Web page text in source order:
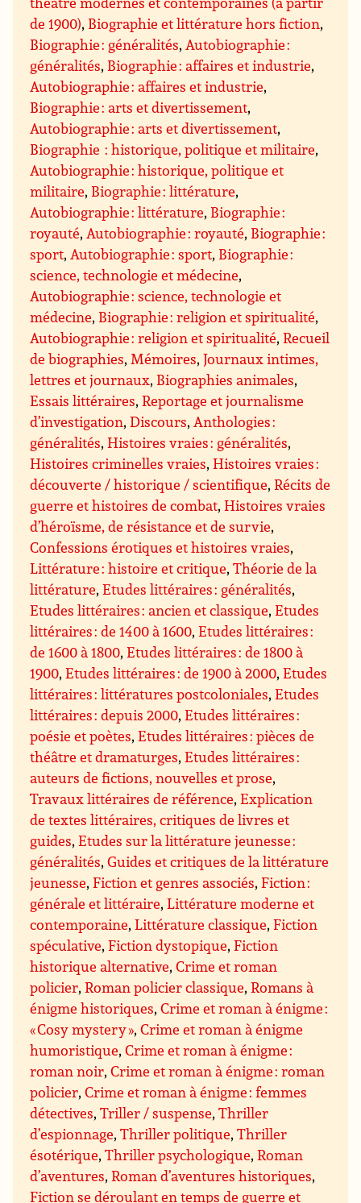
de 1900), Biographie et littérature hors fiction,
Biographie : généralités,Autobiographie :
généralités, Biographie : affaires et industrie,
Autobiographie : affaires et industrie,
Biographie : arts et divertissement,
Autobiographie : arts et divertissement,
Biographie : historique, politique et militaire,
Autobiographie : historique, politique et
militaire, Biographie : littérature,
Autobiographie : littérature, Biographie :
royauté,Autobiographie : royauté, Biographie :
sport,Autobiographie : sport, Biographie :
science, technologie et médecine,
Autobiographie : science, technologie et
médecine, Biographie : religion et spiritualité,
Autobiographie : religion et spiritualité,Recueil
de biographies,Mémoires,Journaux intimes,
lettres et journaux, Biographies animales,
Essais littéraires,Reportage et journalisme
d’investigation,Discours,Anthologies :
généralités,Histoires vraies : généralités,
Histoires criminelles vraies,Histoires vraies :
découverte / historique / scientifique,Récits de
guerre et histoires de combat,Histoires vraies
d’héroïsme, de résistance et de survie,
Confessions érotiques et histoires vraies,
Littérature : histoire et critique,Théorie de la
littérature,Etudes littéraires : généralités,
Etudes littéraires : ancien et classique,Etudes
littéraires : de 1400 à 1600,Etudes littéraires :
de 1600 à 1800,Etudes littéraires : de 1800 à
1900,Etudes littéraires : de 1900 à 2000,Etudes
littéraires : littératures postcoloniales,Etudes
littéraires : depuis 2000,Etudes littéraires :
poésie et poètes,Etudes littéraires : pièces de
théâtre et dramaturges,Etudes littéraires :
auteurs de fictions, nouvelles et prose,
Travaux littéraires de référence,Explication
de textes littéraires, critiques de livres et
guides,Etudes sur la littérature jeunesse :
généralités,Guides et critiques de la littérature
jeunesse,Fiction et genres associés,Fiction :
générale et littéraire,Littérature moderne et
contemporaine,Littérature classique,Fiction
spéculative,Fiction dystopique,Fiction
historique alternative,Crime et roman
policier,Roman policier classique,Romans à
énigme historiques,Crime et roman à énigme :
« Cosy mystery »,Crime et roman à énigme
humoristique,Crime et roman à énigme :
roman noir,Crime et roman à énigme : roman
policier,Crime et roman à énigme : femmes
détectives,Triller / suspense,Thriller
d’espionnage,Thriller politique,Thriller
ésotérique,Thriller psychologique,Roman
d’aventures,Roman d’aventures historiques,
Fiction se déroulant en temps de guerre et